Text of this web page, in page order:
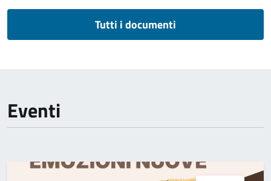
Tutti i documenti
Eventi